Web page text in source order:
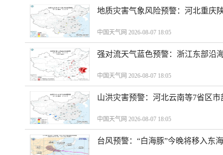
地质灾害气象风险预警：河北重庆
中国天气网 2026-08-07 18:05
强对流天气蓝色预警：浙江东部沿
中国天气网 2026-08-07 18:05
山洪灾害预警：河北云南等7省区
中国天气网 2026-08-07 18:05
台风预警：“白海豚”今晚将移入东